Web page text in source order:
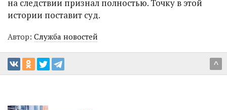
на следствии признал полностью. Точку в этой
истории поставит суд.
Автор: Служба новостей
^